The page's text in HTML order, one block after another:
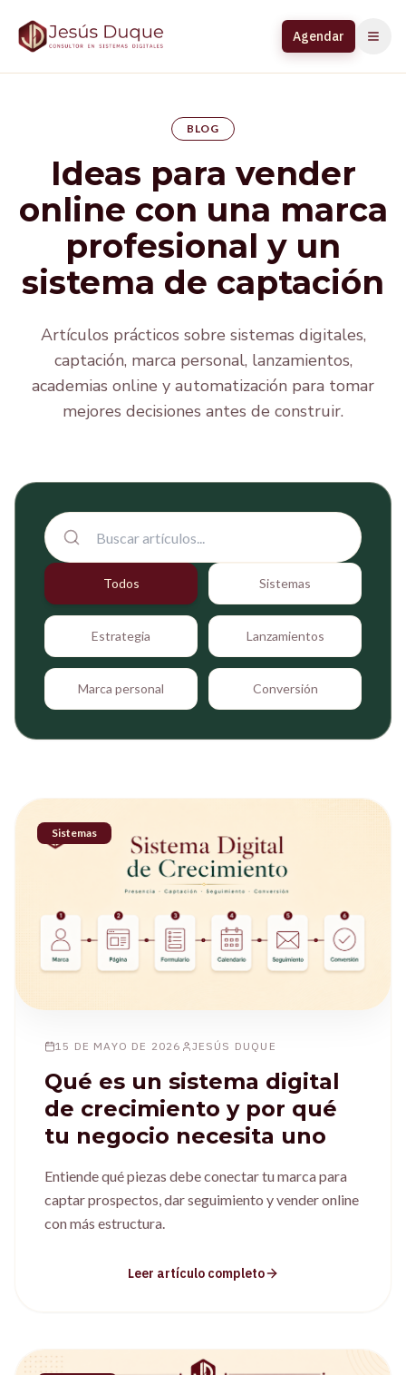
Agendar
BLOG
Ideas para vender
online con una marca
profesional y un
sistema de captación
Artículos prácticos sobre sistemas digitales,
captación, marca personal, lanzamientos,
academias online y automatización para tomar
mejores decisiones antes de construir.
Todos Sistemas
Estrategia Lanzamientos
Marca personal Conversión
Sistemas
15 DE MAYO DE 2026 JESÚS DUQUE
Qué es un sistema digital
de crecimiento y por qué
tu negocio necesita uno
Entiende qué piezas debe conectar tu marca para
captar prospectos, dar seguimiento y vender online
con más estructura.
Leer artículo completo